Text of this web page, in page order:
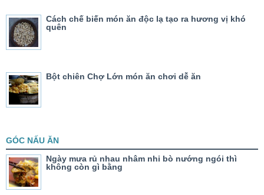
Cách chế biến món ăn độc lạ tạo ra hương vị khó
quên
Bột chiên Chợ Lớn món ăn chơi dễ ăn
GÓC NẤU ĂN
Ngày mưa rủ nhau nhâm nhi bò nướng ngói thì
không còn gì bằng